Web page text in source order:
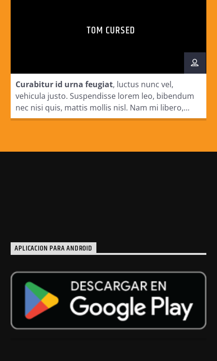
TOM CURSED
Curabitur id urna feugiat, luctus nunc vel,
vehicula justo. Suspendisse lorem leo, bibendum
nec nisi quis, mattis mollis nisl. Nam mi libero,
vehicula eget aliquet ac, vehicula nec ante. Donec.
APLICACION PARA ANDROID